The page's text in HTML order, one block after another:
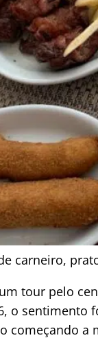
carneiro,
tour pelo
o sentimento
começando